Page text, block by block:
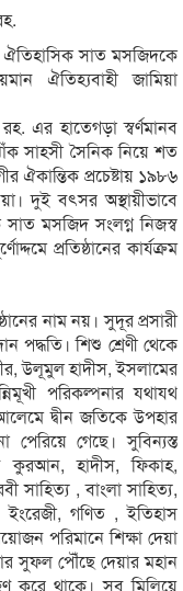
ঐতিহাসিক সাত মসজিদকে
ঐতিহ্যবাহী জামিয়া
এর হাতেগড়া স্বর্ণমানব
সাহসী সৈনিক নিয়ে শত
ঐকান্তিক প্রচেষ্টায় ১৯৮৬
দুই বৎসর অস্থায়ীভাবে
মসজিদ সংলগ্ন নিজস্ব
প্রতিষ্ঠানের কার্যক্রম
নাম নয়। সুদূর প্রসারী
পদ্ধতি। শিশু শ্রেণী থেকে
উলূমুল হাদীস, ইসলামের
পরিকল্পনার যথাযথ
দ্বীন জতিকে উপহার
পেরিয়ে গেছে। সুবিন্যস্ত
কুরআন, হাদীস, ফিকাহ,
সাহিত্য , বাংলা সাহিত্য,
গণিত , ইতিহাস
পরিমানে শিক্ষা দেয়া
সুফল পৌঁছে দেয়ার মহান
করে থাকে। সব মিলিয়ে